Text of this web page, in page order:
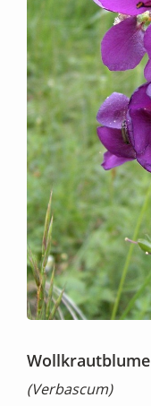
Wollkrautblume
(Verbascum)